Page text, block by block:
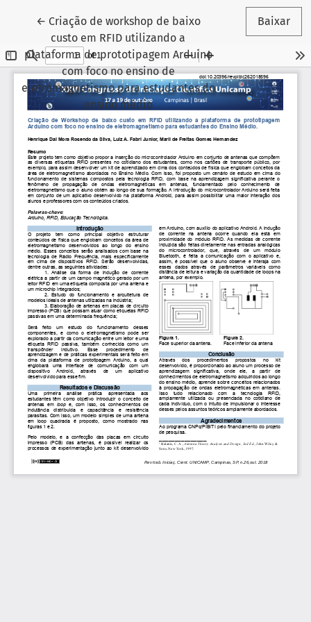
← Voltar aos Detalhes do Artigo
Criação de workshop de baixo
custo em RFID utilizando a
plataforma de prototipagem Arduino
com foco no ensino de
eletromagnetismo para estudantes do
ensino médio
Baixar